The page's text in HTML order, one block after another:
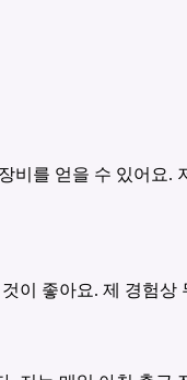
를 얻을 수 있어
이 좋아요. 제 경험